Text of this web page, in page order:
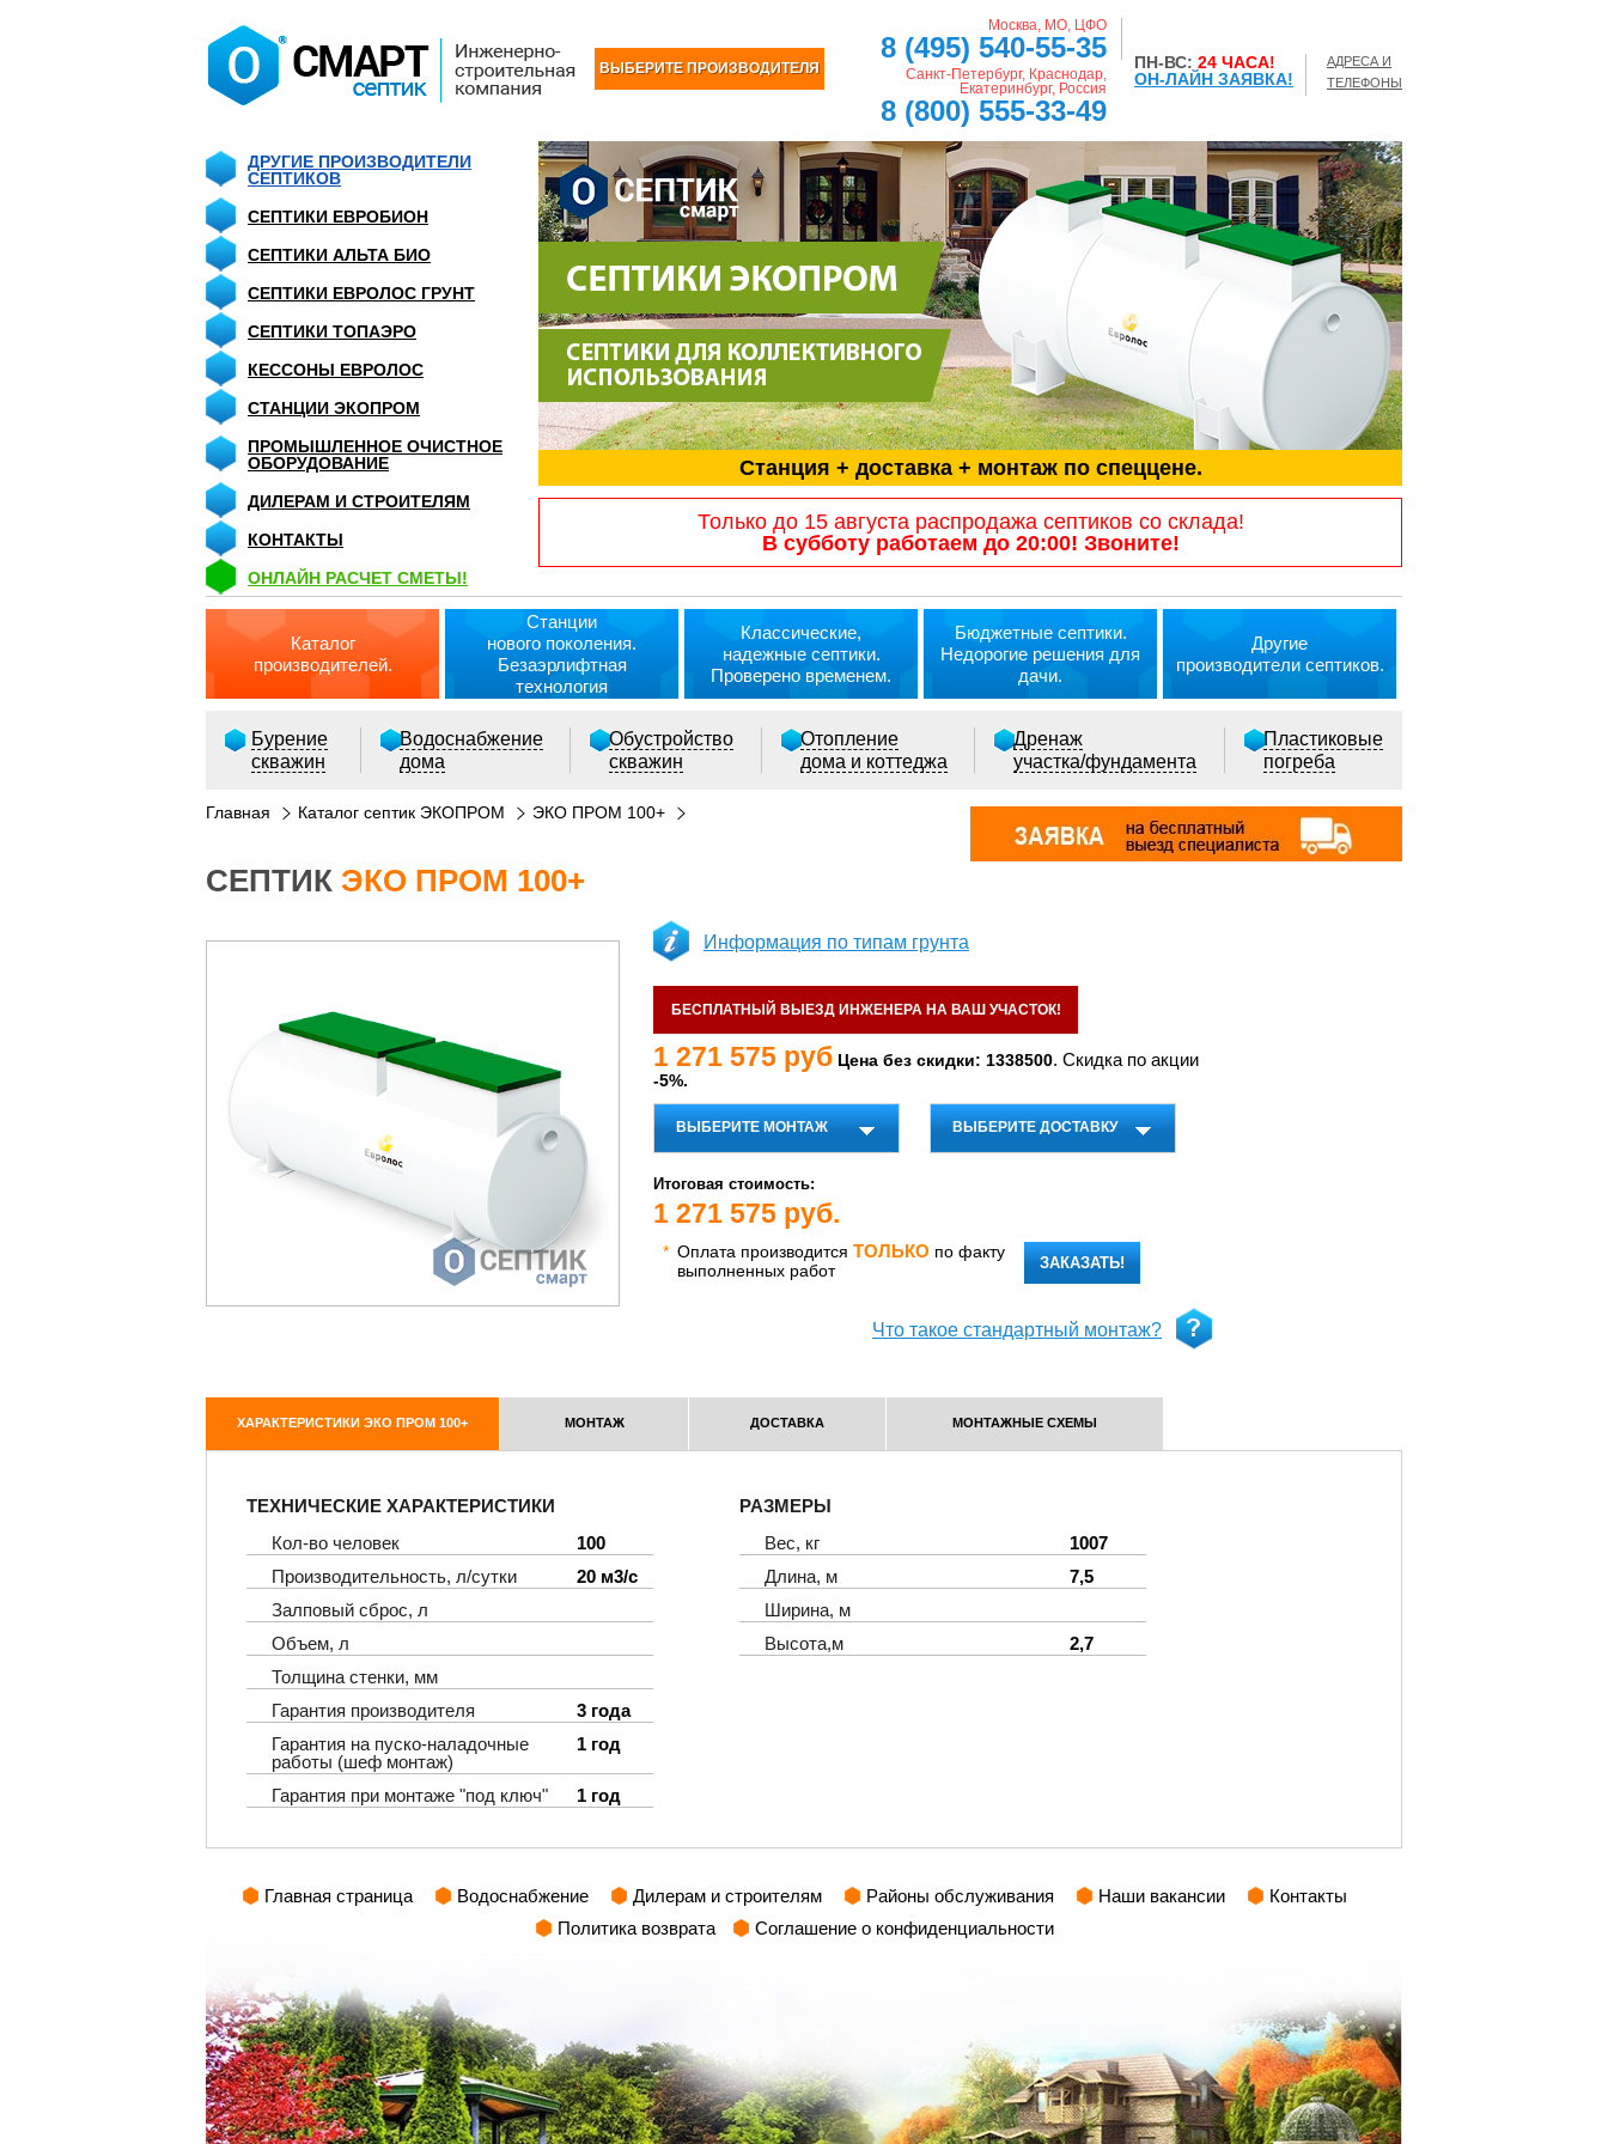
ВЫБЕРИТЕ ПРОИЗВОДИТЕЛЯ
АДРЕСА И
ТЕЛЕФОНЫ
ПН-ВС: 24 ЧАСА!
ОН-ЛАЙН ЗАЯВКА!
Москва, МО, ЦФО
8 (495) 540-55-35
Санкт-Петербург, Краснодар,
Екатеринбург, Россия
8 (800) 555-33-49
ДРУГИЕ ПРОИЗВОДИТЕЛИ
СЕПТИКОВ
СЕПТИКИ ЕВРОБИОН
СЕПТИКИ АЛЬТА БИО
СЕПТИКИ ЕВРОЛОС ГРУНТ
СЕПТИКИ ТОПАЭРО
КЕССОНЫ ЕВРОЛОС
СТАНЦИИ ЭКОПРОМ
ПРОМЫШЛЕННОЕ ОЧИСТНОЕ
ОБОРУДОВАНИЕ
ДИЛЕРАМ И СТРОИТЕЛЯМ
КОНТАКТЫ
ОНЛАЙН РАСЧЕТ СМЕТЫ!
Станция + доставка + монтаж по спеццене.
Только до 15 августа распродажа септиков со склада!
В субботу работаем до 20:00! Звоните!
Каталог
производителей.
Станции
нового поколения.
Безаэрлифтная
технология
Классические,
надежные септики.
Проверено временем.
Бюджетные септики.
Недорогие решения для
дачи.
Другие
производители септиков.
Бурение
скважин
Водоснабжение
дома
Обустройство
скважин
Отопление
дома и коттеджа
Дренаж
участка/фундамента
Пластиковые
погреба
Главная Каталог септик ЭКОПРОМ ЭКО ПРОМ 100+
СЕПТИК ЭКО ПРОМ 100+
Информация по типам грунта
БЕСПЛАТНЫЙ ВЫЕЗД ИНЖЕНЕРА НА ВАШ УЧАСТОК!
1 271 575 руб Цена без скидки: 1338500. Скидка по акции
-5%.
ВЫБЕРИТЕ МОНТАЖ ВЫБЕРИТЕ ДОСТАВКУ
Итоговая стоимость:
1 271 575 руб.
ЗАКАЗАТЬ!
* Оплата производится ТОЛЬКО по факту
выполненных работ
Что такое стандартный монтаж?
ХАРАКТЕРИСТИКИ ЭКО ПРОМ 100+ МОНТАЖ ДОСТАВКА МОНТАЖНЫЕ СХЕМЫ
ТЕХНИЧЕСКИЕ ХАРАКТЕРИСТИКИ
Кол-во человек
100
Производительность, л/сутки
20 м3/с
Залповый сброс, л
Объем, л
Толщина стенки, мм
Гарантия производителя
3 года
Гарантия на пуско-наладочные
работы (шеф монтаж)
1 год
Гарантия при монтаже "под ключ" 1 год
РАЗМЕРЫ
Вес, кг
1007
Длина, м
7,5
Ширина, м
Высота,м
2,7
Главная страница Водоснабжение Дилерам и строителям Районы обслуживания Наши вакансии
Контакты
Политика возврата
Соглашение о конфиденциальности